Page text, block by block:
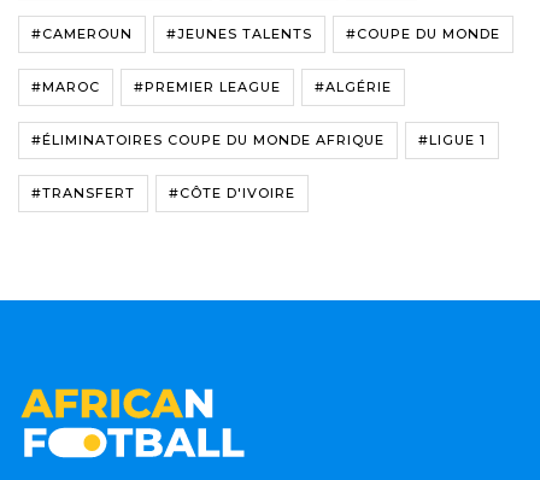
#CAMEROUN #JEUNES TALENTS #COUPE DU MONDE
#MAROC #PREMIER LEAGUE #ALGÉRIE
#ÉLIMINATOIRES COUPE DU MONDE AFRIQUE #LIGUE 1
#TRANSFERT #CÔTE D'IVOIRE